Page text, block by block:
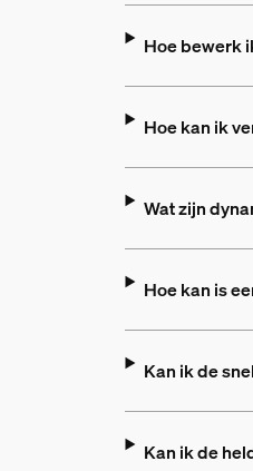
Hoe bewerk
Hoe kan ik
Wat zijn
Hoe kan is
Kan ik de
Kan ik de